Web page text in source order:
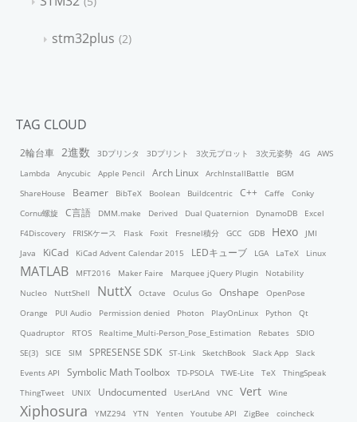
stm32plus 2
TAG CLOUD
2輪台車 2進数 3Dプリンタ 3Dプリント 3次元プロット 3次元姿勢 4G
AWS
Lambda
Anycubic Apple Pencil Arch Linux ArchInstallBattle
BGM
ShareHouse
Beamer BibTeX Boolean Buildcentric C++ Caffe
Conky
Cornu螺旋
C言語 DMM.make Derived Dual Quaternion DynamoDB
Excel
F4Discovery
FRISKケース Flask Foxit Fresnel積分 GCC GDB Hexo
JMI
Java
KiCad KiCad Advent Calendar 2015 LEDキューブ LGA LaTeX Linux
MATLAB MFT2016 Maker Faire Marquee jQuery Plugin
Notability
Nucleo
NuttShell NuttX Octave Oculus Go Onshape
OpenPose
Orange
PUI Audio Permission denied Photon PlayOnLinux Python
Qt
Quadruptor
RTOS Realtime_Multi-Person_Pose_Estimation Rebates
SDIO
SE(3)
SICE SIM SPRESENSE SDK ST-Link SketchBook Slack App
Slack
Events API
Symbolic Math Toolbox TD-PSOLA TWE-Lite TeX
ThingSpeak
ThingTweet
UNIX Undocumented UserLAnd VNC Vert Wine
Xiphosura YMZ294 YTN Yenten Youtube API ZigBee
coincheck